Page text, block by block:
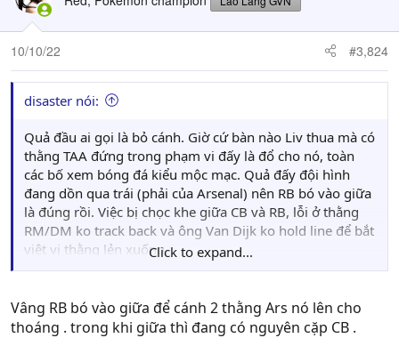
10/10/22 #3,824
disaster nói:
Quả đầu ai gọi là bỏ cánh. Giờ cứ bàn nào Liv thua mà có
thằng TAA đứng trong phạm vi đấy là đổ cho nó, toàn
các bố xem bóng đá kiểu mộc mạc. Quả đấy đội hình
đang dồn qua trái (phải của Arsenal) nên RB bó vào giữa
là đúng rồi. Việc bị chọc khe giữa CB và RB, lỗi ở thằng
RM/DM ko track back và ông Van Dijk ko hold line để bắt
việt vị thằng lẻn xuống.
ý vì danh tiếng, thằng TAA toàn bị đem ra tế thay.
Click to expand...
Vâng RB bó vào giữa để cánh 2 thằng Ars nó lên cho
thoáng . trong khi giữa thì đang có nguyên cặp CB .